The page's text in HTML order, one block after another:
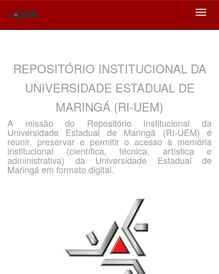
REPOSITÓRIO INSTITUCIONAL DA
UNIVERSIDADE ESTADUAL DE
MARINGÁ (RI-UEM)
A missão do Repositório Institucional da
Universidade Estadual de Maringá (RI-UEM) é
reunir, preservar e permitir o acesso à memória
institucional (científica, técnica, artística e
administrativa) da Universidade Estadual de
Maringá em formato digital.